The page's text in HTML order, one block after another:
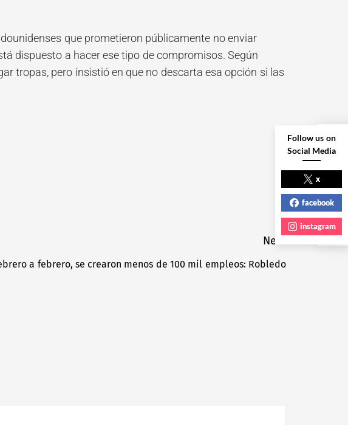
que prometieron públicamente no enviar
dispuesto a hacer ese tipo de compromisos. Según
tropas, pero insistió en que no descarta esa opción si las
Next
Next
a febrero, se crearon menos de 100 mil empleos: Robledo
NEXT POST
Follow us on
Social Media
x
facebook
instagram